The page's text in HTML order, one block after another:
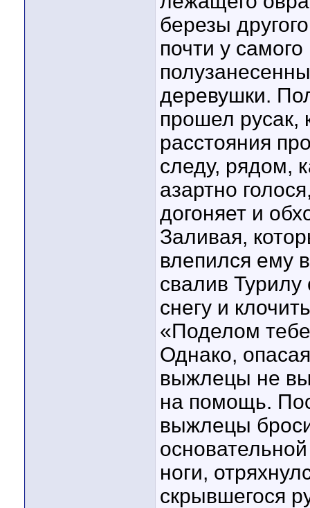
березы
почти у
деревушки.
прошел русак,
расстояния
следу, рядом,
азартно
догоняет и
Заливая,
влепился ему
свалив Турилу
снегу и
«Поделом
Однако,
выжлецы не
на помощь.
выжлецы
ноги,
скрывшегося